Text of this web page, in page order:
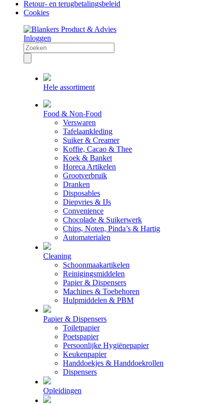
Retour- en terugbetalingsbeleid
Cookies
Inloggen
Hele assortiment
Food & Non-Food
Verswaren
Tafelaankleding
Suiker & Creamer
Koffie, Cacao & Thee
Koek & Banket
Horeca Artikelen
Grootverbruik
Dranken
Disposables
Diepvries & IJs
Convenience
Chocolade & Suikerwerk
Chips, Noten, Pinda’s & Hartig
Automaterialen
Cleaning
Schoonmaakartikelen
Reinigingsmiddelen
Papier & Dispensers
Machines & Toebehoren
Hulpmiddelen & PBM
Papier & Dispensers
Toiletpapier
Poetspapier
Persoonlijke Hygiënepapier
Keukenpapier
Handdoekjes & Handdoekrollen
Dispensers
Opleidingen